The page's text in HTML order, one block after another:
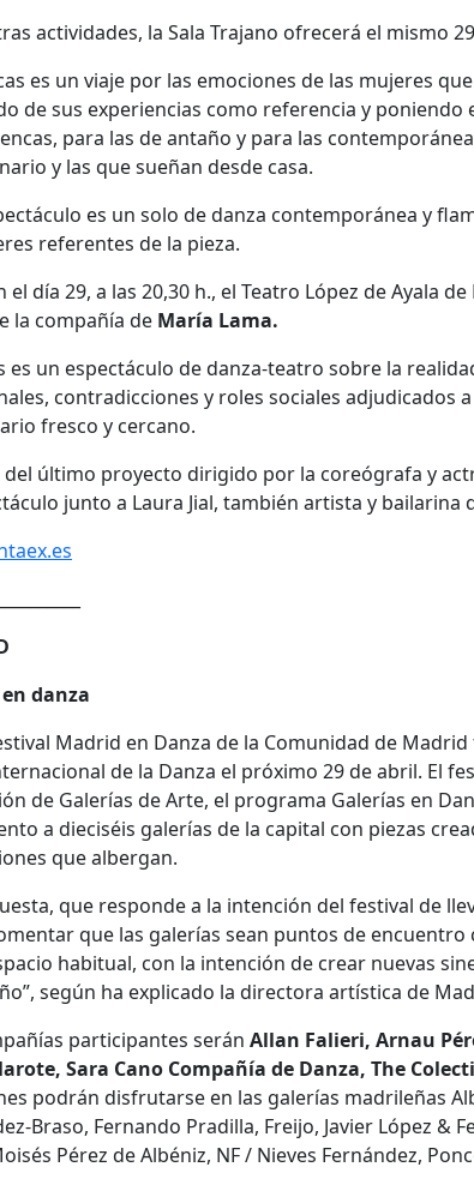
actividades, la Sala Trajano ofrecerá el mismo
es un viaje por las emociones de las mujeres
de sus experiencias como referencia y
para las de antaño y para las
y las que sueñan desde casa.
es un solo de danza contemporánea y
referentes de la pieza.
el día 29, a las 20,30 h., el Teatro López de Ayala
la compañía de María Lama.
es un espectáculo de danza-teatro sobre la
contradicciones y roles sociales adjudicados
fresco y cercano.
del último proyecto dirigido por la coreógrafa y
junto a Laura Jial, también artista y bailarina
danza
Madrid en Danza de la Comunidad de
de la Danza el próximo 29 de abril. El
de Galerías de Arte, el programa Galerías en
a dieciséis galerías de la capital con piezas
que albergan.
que responde a la intención del festival de
que las galerías sean puntos de
habitual, con la intención de crear nuevas
según ha explicado la directora artística de
participantes serán Allan Falieri, Arnau
Sara Cano Compañía de Danza, The
podrán disfrutarse en las galerías madrileñas
Braso, Fernando Pradilla, Freijo, Javier López &
Pérez de Albéniz, NF / Nieves Fernández,